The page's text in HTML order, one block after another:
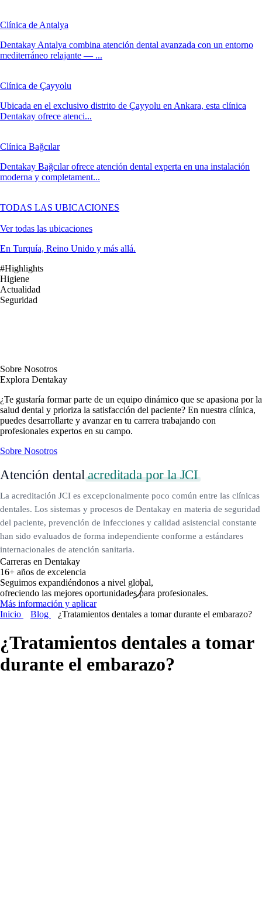
Clínica de Antalya
Dentakay Antalya combina atención dental avanzada con un entorno
mediterráneo relajante — ...
Clínica de Çayyolu
Ubicada en el exclusivo distrito de Çayyolu en Ankara, esta clínica
Dentakay ofrece atenci...
Clínica Bağcılar
Dentakay Bağcılar ofrece atención dental experta en una instalación
moderna y completament...
TODAS LAS UBICACIONES
Ver todas las ubicaciones
En Turquía, Reino Unido y más allá.
#Highlights
Higiene
Actualidad
Seguridad
Sobre Nosotros
Explora Dentakay
¿Te gustaría formar parte de un equipo dinámico que se apasiona por la
salud dental y prioriza la satisfacción del paciente? En nuestra clínica,
puedes desarrollarte y avanzar en tu carrera trabajando con
profesionales expertos en su campo.
Sobre Nosotros
Atención dentalacreditada por la JCI
La acreditación JCI es excepcionalmente poco común entre las clínicas
dentales. Los sistemas y procesos de Dentakay en materia de seguridad
del paciente, prevención de infecciones y calidad asistencial constante
han sido evaluados de forma independiente conforme a estándares
internacionales de atención sanitaria.
Carreras en Dentakay
16+ años de excelencia
Seguimos expandiéndonos a nivel global,
ofreciendo las mejores oportunidades para profesionales.
Más información y aplicar
Inicio
Blog ¿Tratamientos dentales a tomar durante el embarazo?
¿Tratamientos dentales a tomar
durante el embarazo?